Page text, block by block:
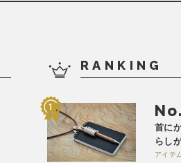
RANKING
首に
らし
アイテ